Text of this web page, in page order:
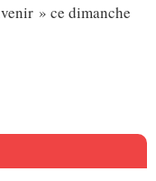
» ce dimanche